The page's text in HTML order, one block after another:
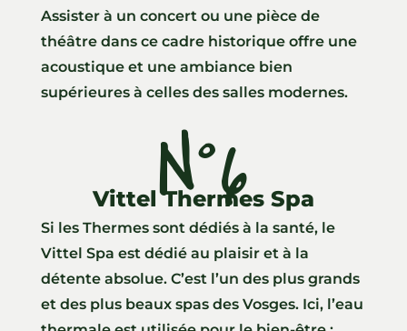
Assister à un concert ou une pièce de
théâtre dans ce cadre historique offre une
acoustique et une ambiance bien
supérieures à celles des salles modernes.
N°6
Vittel Thermes Spa
Si les Thermes sont dédiés à la santé, le
Vittel Spa est dédié au plaisir et à la
détente absolue. C’est l’un des plus grands
et des plus beaux spas des Vosges. Ici, l’eau